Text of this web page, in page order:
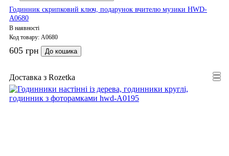
Годинник скрипковий ключ, подарунок вчителю музики HWD-
A0680
В наявності
Код товару: A0680
605 грн До кошика
Доставка з Rozetka